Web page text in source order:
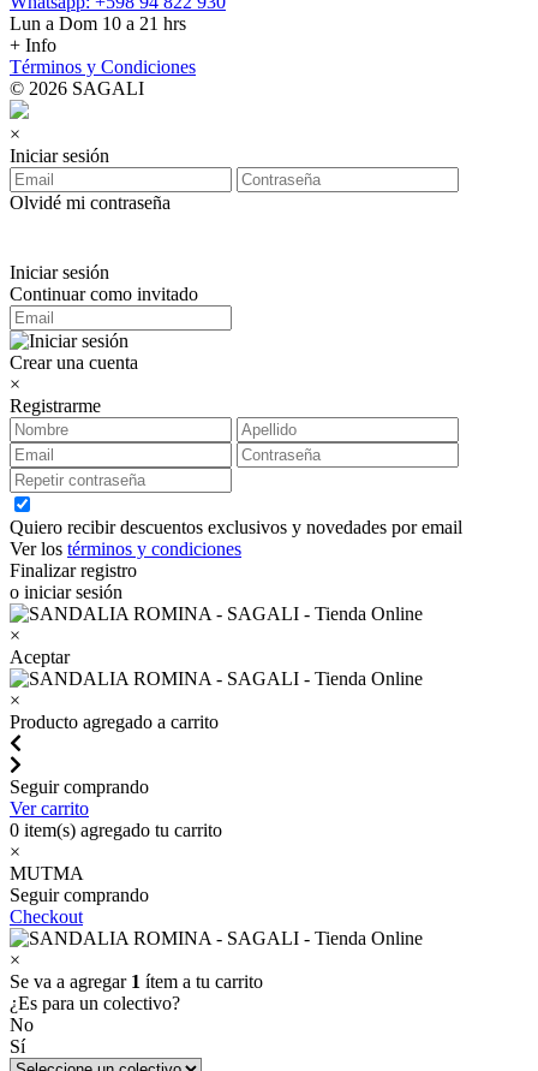
Lun a Dom 10 a 21 hrs
+ Info
Términos y Condiciones
© 2026 SAGALI
×
Iniciar sesión
Olvidé mi contraseña
Iniciar sesión
Continuar como invitado
Crear una cuenta
×
Registrarme
Quiero recibir descuentos exclusivos y novedades por email
Ver los términos y condiciones
Finalizar registro
o iniciar sesión
×
Aceptar
×
Producto agregado a carrito
Seguir comprando
Ver carrito
0 item(s) agregado tu carrito
×
MUTMA
Seguir comprando
Checkout
×
Se va a agregar 1 ítem a tu carrito
¿Es para un colectivo?
No
Sí